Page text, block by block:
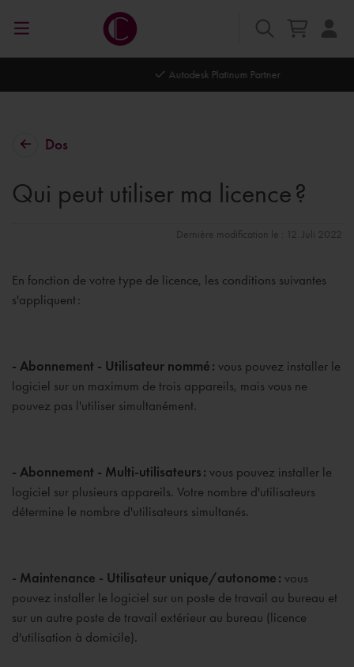
Dos
Qui peut utiliser ma licence ?
Dernière modification le : 12. Juli 2022
En fonction de votre type de licence, les conditions suivantes
s'appliquent :
- Abonnement - Utilisateur nommé : vous pouvez installer le
logiciel sur un maximum de trois appareils, mais vous ne
pouvez pas l'utiliser simultanément.
- Abonnement - Multi-utilisateurs : vous pouvez installer le
logiciel sur plusieurs appareils. Votre nombre d'utilisateurs
détermine le nombre d'utilisateurs simultanés.
- Maintenance - Utilisateur unique/autonome : vous
pouvez installer le logiciel sur un poste de travail au bureau et
sur un autre poste de travail extérieur au bureau (licence
d'utilisation à domicile).